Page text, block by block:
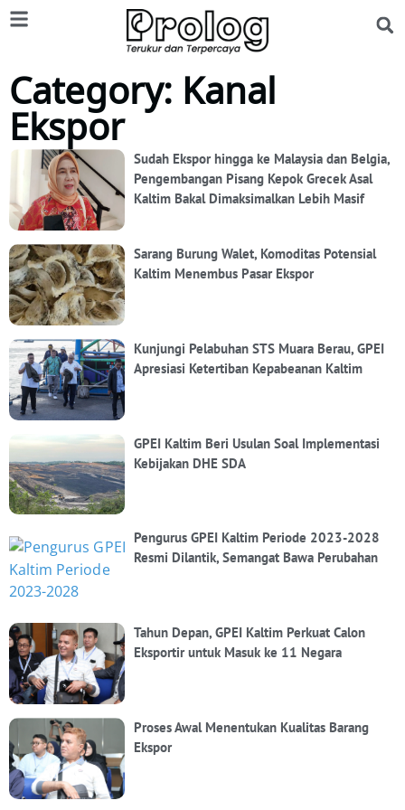
Category: Kanal
Ekspor
Sudah Ekspor hingga ke Malaysia dan Belgia,
Pengembangan Pisang Kepok Grecek Asal
Kaltim Bakal Dimaksimalkan Lebih Masif
Sarang Burung Walet, Komoditas Potensial
Kaltim Menembus Pasar Ekspor
Kunjungi Pelabuhan STS Muara Berau, GPEI
Apresiasi Ketertiban Kepabeanan Kaltim
GPEI Kaltim Beri Usulan Soal Implementasi
Kebijakan DHE SDA
Pengurus GPEI Kaltim Periode 2023-2028
Resmi Dilantik, Semangat Bawa Perubahan
Tahun Depan, GPEI Kaltim Perkuat Calon
Eksportir untuk Masuk ke 11 Negara
Proses Awal Menentukan Kualitas Barang
Ekspor